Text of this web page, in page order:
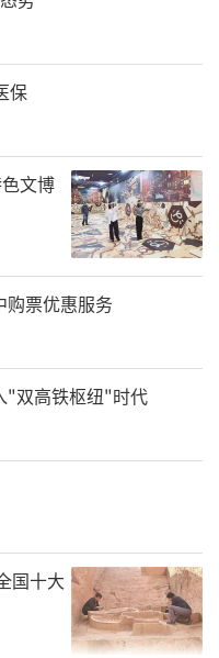
和2014年3月接连
到预期效果，整日
经人介绍，认识了
学教授。董教授是
60年中医临床治疗
的老胃病后，把自
。
他当时就觉得胃
杂，泛酸、烧心等
月（一个百日周
到医院检查后，发
复正常。
保
文博
购票优惠服务
"双高铁枢纽"时代
国十大